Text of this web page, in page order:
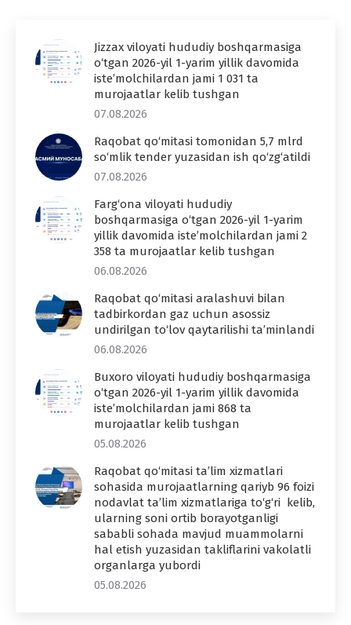
Jizzax viloyati hududiy boshqarmasiga
o‘tgan 2026-yil 1-yarim yillik davomida
iste’molchilardan jami 1 031 ta
murojaatlar kelib tushgan
07.08.2026
Raqobat qo‘mitasi tomonidan 5,7 mlrd
so‘mlik tender yuzasidan ish qo‘zg‘atildi
07.08.2026
Farg‘ona viloyati hududiy
boshqarmasiga o‘tgan 2026-yil 1-yarim
yillik davomida iste’molchilardan jami 2
358 ta murojaatlar kelib tushgan
06.08.2026
Raqobat qo‘mitasi aralashuvi bilan
tadbirkordan gaz uchun asossiz
undirilgan to‘lov qaytarilishi ta’minlandi
06.08.2026
Buxoro viloyati hududiy boshqarmasiga
o‘tgan 2026-yil 1-yarim yillik davomida
iste’molchilardan jami 868 ta
murojaatlar kelib tushgan
05.08.2026
Raqobat qo‘mitasi ta’lim xizmatlari
sohasida murojaatlarning qariyb 96 foizi
nodavlat ta’lim xizmatlariga to‘g‘ri kelib,
ularning soni ortib borayotganligi
sababli sohada mavjud muammolarni
hal etish yuzasidan takliflarini vakolatli
organlarga yubordi
05.08.2026